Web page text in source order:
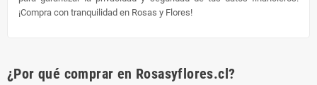
¡Compra con tranquilidad en Rosas y Flores!
¿Por qué comprar en Rosasyflores.cl?